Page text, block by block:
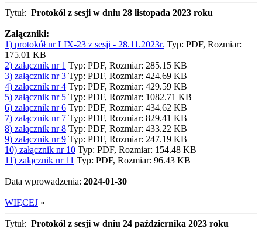
Tytuł: Protokół z sesji w dniu 28 listopada 2023 roku
Załączniki:
1) protokół nr LIX-23 z sesji - 28.11.2023r. Typ: PDF, Rozmiar:
175.01 KB
2) załącznik nr 1 Typ: PDF, Rozmiar: 285.15 KB
3) załącznik nr 3 Typ: PDF, Rozmiar: 424.69 KB
4) załącznik nr 4 Typ: PDF, Rozmiar: 429.59 KB
5) załącznik nr 5 Typ: PDF, Rozmiar: 1082.71 KB
6) załącznik nr 6 Typ: PDF, Rozmiar: 434.62 KB
7) załącznik nr 7 Typ: PDF, Rozmiar: 829.41 KB
8) załącznik nr 8 Typ: PDF, Rozmiar: 433.22 KB
9) załącznik nr 9 Typ: PDF, Rozmiar: 247.19 KB
10) załącznik nr 10 Typ: PDF, Rozmiar: 154.48 KB
11) załącznik nr 11 Typ: PDF, Rozmiar: 96.43 KB
Data wprowadzenia: 2024-01-30
WIĘCEJ »
Tytuł: Protokół z sesji w dniu 24 października 2023 roku